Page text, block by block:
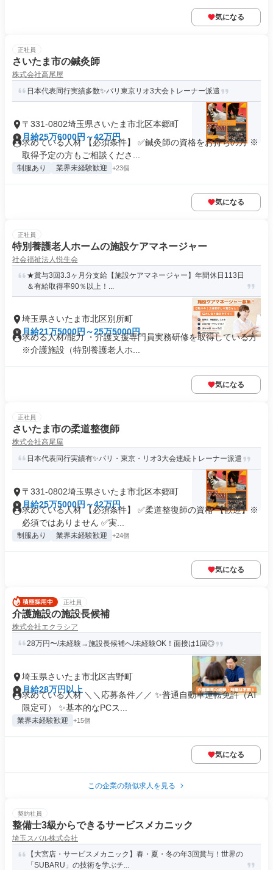
気になる
正社員
さいたま市の鍼灸師
株式会社高尾屋
日本代表同行実績多数✨パリ東京リオ3大会トレーナー派遣
〒331-0802埼玉県さいたま市北区本郷町
月給25万6000円～42万円
求めている人材 【必須条件】 ✅鍼灸師の資格をお持ちの方 ※
取得予定の方もご相談くださ...
制服あり 業界未経験歓迎 +23個
気になる
正社員
特別養護老人ホームの施設ケアマネージャー
社会福祉法人悦生会
★賞与3回3.3ヶ月分支給【施設ケアマネージャー】年間休日113日
＆有給取得率90％以上！...
埼玉県さいたま市北区別所町
月給21万5000円～25万5000円
求める人材/能力 ・介護支援専門員実務研修を取得している方
※介護施設（特別養護老人ホ...
気になる
正社員
さいたま市の柔道整復師
株式会社高尾屋
日本代表同行実績有✨パリ・東京・リオ3大会連続トレーナー派遣
〒331-0802埼玉県さいたま市北区本郷町
月給25万5000円～42万円
求めている人材 【必須条件】 ✅柔道整復師の資格 【歓迎】※
必須ではありません ✅実...
制服あり 業界未経験歓迎 +24個
気になる
正社員
介護施設の施設長候補
株式会社エクラシア
28万円〜/未経験→施設長候補へ/未経験OK！面接は1回◎
埼玉県さいたま市北区吉野町
月給28万円以上
求めている人材 ＼＼応募条件／／ ✨普通自動車運転免許（AT
限定可） ✨基本的なPCス...
業界未経験歓迎 +15個
気になる
この企業の類似求人を見る
契約社員
整備士3級からできるサービスメカニック
埼玉スバル株式会社
【大宮店・サービスメカニック】春・夏・冬の年3回賞与！世界の
「SUBARU」の技術を学ぶチ...